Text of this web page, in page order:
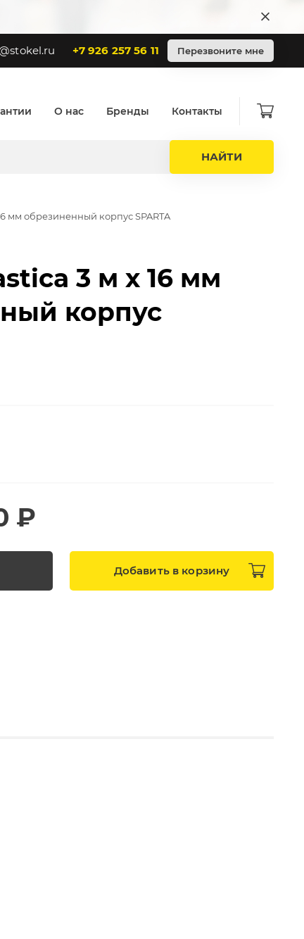
+7 926 257 56 11 Перезвоните мне
О нас Бренды Контакты
НАЙТИ
мм обрезиненный корпус SPARTA
3 м х 16 мм
корпус
₽
Добавить в корзину